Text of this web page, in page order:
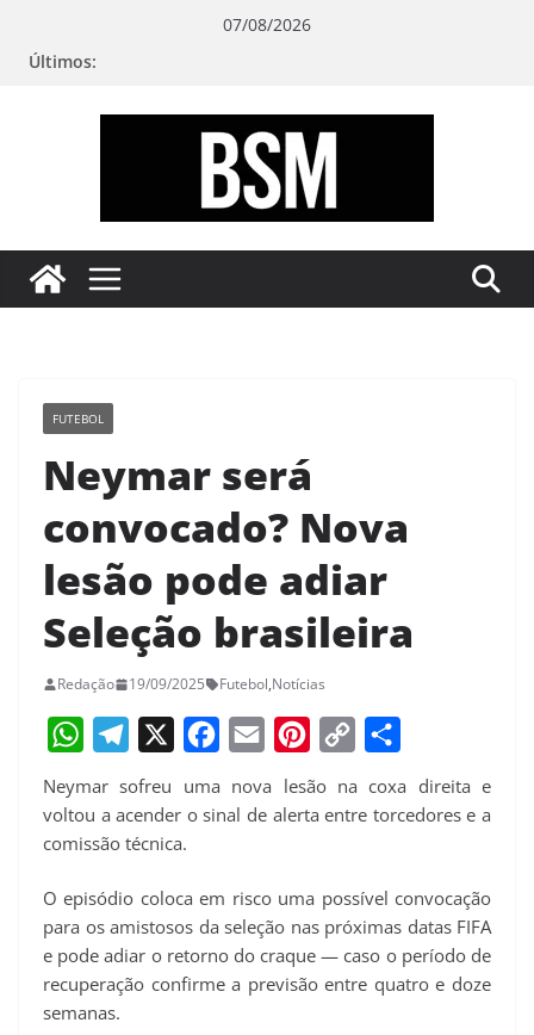
07/08/2026
Últimos:
sua
Mente
FUTEBOL
Neymar será
convocado? Nova
lesão pode adiar
Seleção brasileira
Redação 19/09/2025 Futebol,Notícias
h
a
s
A
p
p
e
l
g
r
a
m
a
c
b
o
o
m
i
e
r
e
o
L
n
h
e
Neymar sofreu uma nova lesão na coxa direita e
voltou a acender o sinal de alerta entre torcedores e a
comissão técnica.
O episódio coloca em risco uma possível convocação
para os amistosos da seleção nas próximas datas FIFA
e pode adiar o retorno do craque — caso o período de
recuperação confirme a previsão entre quatro e doze
semanas.